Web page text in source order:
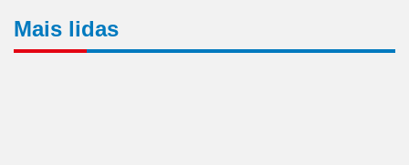
Mais lidas